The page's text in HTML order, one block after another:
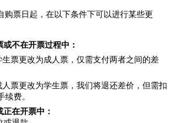
购票日起，在以下条件下可以进行某些更
不在开票过程中：
票更改为成人票，仅需支付两者之间的差
票更改为学生票，我们将退还差价，但需扣
续费。
在开票中：